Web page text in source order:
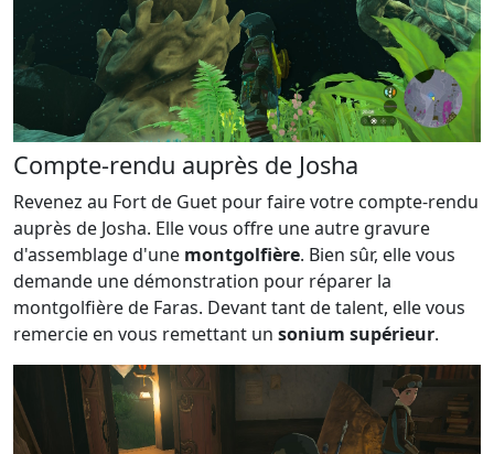
Compte-rendu auprès de Josha
Revenez au Fort de Guet pour faire votre compte-rendu
auprès de Josha. Elle vous offre une autre gravure
d'assemblage d'une montgolfière. Bien sûr, elle vous
demande une démonstration pour réparer la
montgolfière de Faras. Devant tant de talent, elle vous
remercie en vous remettant un sonium supérieur.